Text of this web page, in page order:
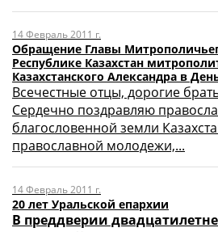
14 Февраль 2011 г.
Обращение Главы
Республике Казахстан
Казахстанского Александра в
Всечестные отцы, дорогие
Сердечно поздравляю
благословенной земли
православной молодежи,...
14 Февраль 2011 г.
20 лет Уральской епархии
В преддверии